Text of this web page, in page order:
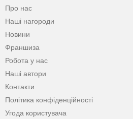
Про нас
Наші нагороди
Новини
Франшиза
Робота у нас
Наші автори
Контакти
Політика конфіденційності
Угода користувача